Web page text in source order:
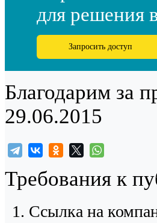
для решения
Запросить доступ
Благодарим за
29.06.2015
Требования к
Cсылка на